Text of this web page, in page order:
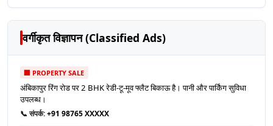
वर्गीकृत विज्ञापन (Classified Ads)
🏢 PROPERTY SALE
अंबिकापुर रिंग रोड पर 2 BHK रेडी-टू-मूव फ्लैट बिकाऊ है। पानी और पार्किंग सुविधा
उपलब्ध।
📞 संपर्क:+91 98765 XXXXX